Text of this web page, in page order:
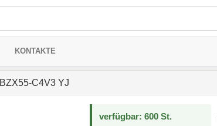
KONTAKTE
BZX55-C4V3 YJ
verfügbar: 600 St.